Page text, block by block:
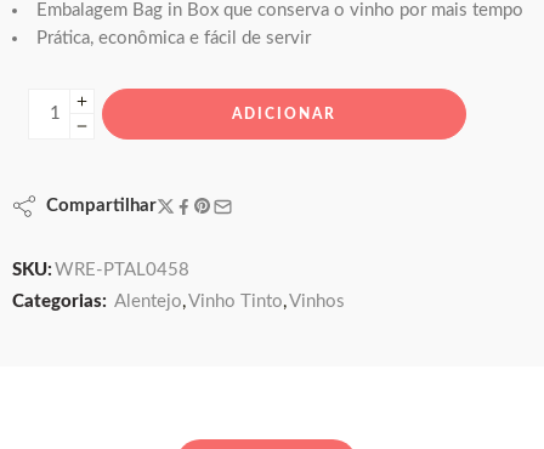
Embalagem Bag in Box que conserva o vinho por mais tempo
Prática, econômica e fácil de servir
ADICIONAR
Compartilhar
SKU: WRE-PTAL0458
Categorias: Alentejo,Vinho Tinto,Vinhos